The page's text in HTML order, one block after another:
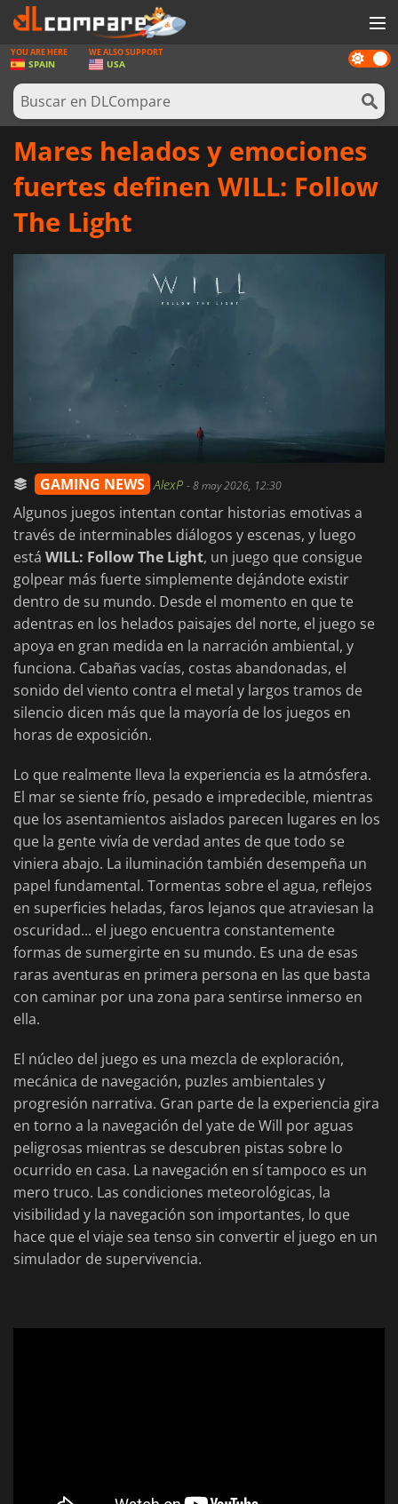
JUEGOS
TARJETAS PREPAGO
SOFTWARE
INICIAR SESIÓN O REGISTRARSE
Dark
mode
YOU ARE HERE
SPAIN
WE ALSO SUPPORT
USA
Mares helados y emociones
fuertes definen WILL: Follow
The Light
GAMING NEWS AlexP -8 may 2026, 12:30
Algunos juegos intentan contar historias emotivas a
través de interminables diálogos y escenas, y luego
está WILL: Follow The Light, un juego que consigue
golpear más fuerte simplemente dejándote existir
dentro de su mundo. Desde el momento en que te
adentras en los helados paisajes del norte, el juego se
apoya en gran medida en la narración ambiental, y
funciona. Cabañas vacías, costas abandonadas, el
sonido del viento contra el metal y largos tramos de
silencio dicen más que la mayoría de los juegos en
horas de exposición.
Lo que realmente lleva la experiencia es la atmósfera.
El mar se siente frío, pesado e impredecible, mientras
que los asentamientos aislados parecen lugares en los
que la gente vivía de verdad antes de que todo se
viniera abajo. La iluminación también desempeña un
papel fundamental. Tormentas sobre el agua, reflejos
en superficies heladas, faros lejanos que atraviesan la
oscuridad... el juego encuentra constantemente
formas de sumergirte en su mundo. Es una de esas
raras aventuras en primera persona en las que basta
con caminar por una zona para sentirse inmerso en
ella.
El núcleo del juego es una mezcla de exploración,
mecánica de navegación, puzles ambientales y
progresión narrativa. Gran parte de la experiencia gira
en torno a la navegación del yate de Will por aguas
peligrosas mientras se descubren pistas sobre lo
ocurrido en casa. La navegación en sí tampoco es un
mero truco. Las condiciones meteorológicas, la
visibilidad y la navegación son importantes, lo que
hace que el viaje sea tenso sin convertir el juego en un
simulador de supervivencia.